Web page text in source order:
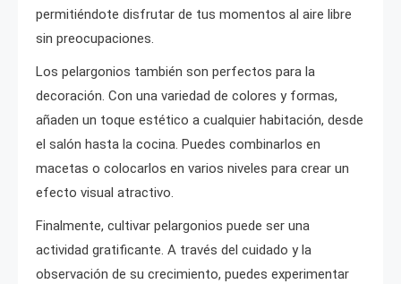
permitiéndote disfrutar de tus momentos al aire libre
sin preocupaciones.
Los pelargonios también son perfectos para la
decoración. Con una variedad de colores y formas,
añaden un toque estético a cualquier habitación, desde
el salón hasta la cocina. Puedes combinarlos en
macetas o colocarlos en varios niveles para crear un
efecto visual atractivo.
Finalmente, cultivar pelargonios puede ser una
actividad gratificante. A través del cuidado y la
observación de su crecimiento, puedes experimentar